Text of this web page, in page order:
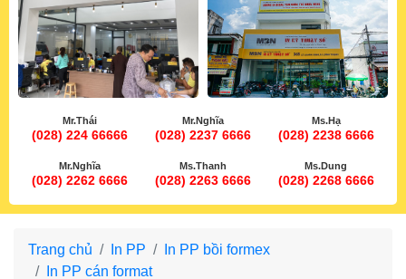
Mr.Thái
(028) 224 66666
Mr.Nghĩa
(028) 2237 6666
Ms.Hạ
(028) 2238 6666
Mr.Nghĩa
(028) 2262 6666
Ms.Thanh
(028) 2263 6666
Ms.Dung
(028) 2268 6666
Trang chủ In PP
In PP bồi formex
In PP cán format